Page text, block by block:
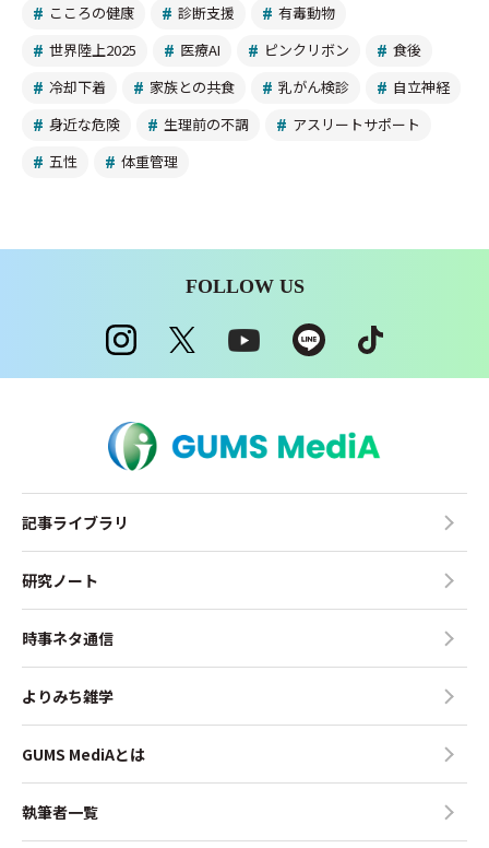
こころの健康
診断支援
有毒動物
世界陸上2025
医療AI ピンクリボン
食後
冷却下着
家族との共食 乳がん検診
自立神経
身近な危険
生理前の不調
アスリートサポート
五性
体重管理
FOLLOW US
記事ライブラリ
研究ノート
時事ネタ通信
よりみち雑学
GUMS MediAとは
執筆者一覧